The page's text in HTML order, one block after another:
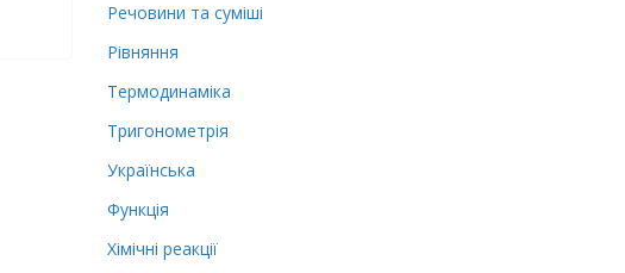
Речовини та суміші
Рівняння
Термодинаміка
Тригонометрія
Українська
Функція
Хімічні реакції